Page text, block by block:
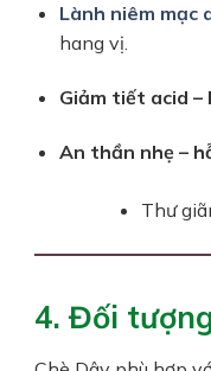
Lành niêm mạc
hang vị.
Giảm tiết acid
An thần nhẹ –
Thư
4. Đối